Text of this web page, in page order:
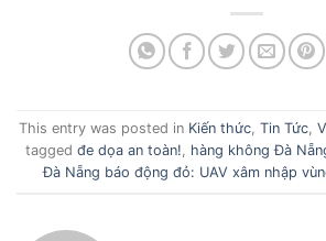
This entry was posted in Kiến thức, Tin Tức,
tagged đe dọa an toàn!, hàng không Đà
Đà Nẵng báo động đỏ: UAV xâm nhập